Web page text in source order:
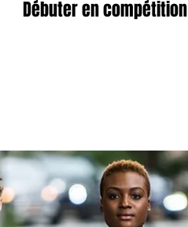
Débuter en compétition